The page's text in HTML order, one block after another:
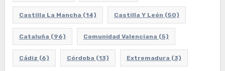
Castilla La Mancha (14) Castilla Y León (50)
Cataluña (96) Comunidad Valenciana (5)
Cádiz (6) Córdoba (13) Extremadura (3)